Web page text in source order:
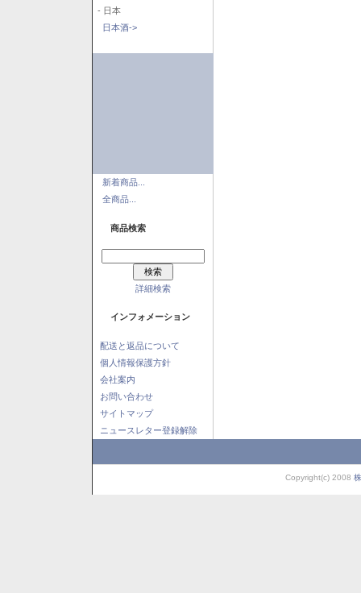
- 日本
日本酒->
新着商品...
全商品...
商品検索
詳細検索
インフォメーション
配送と返品について
個人情報保護方針
会社案内
お問い合わせ
サイトマップ
ニュースレター登録解除
Copyright(c) 2008